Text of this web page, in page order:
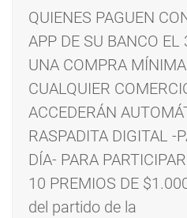
QUIENES PAGUEN
APP DE SU BANCO EL
UNA COMPRA
CUALQUIER
ACCEDERÁN
RASPADITA DIGITAL -
DÍA- PARA
10 PREMIOS DE
del partido de la